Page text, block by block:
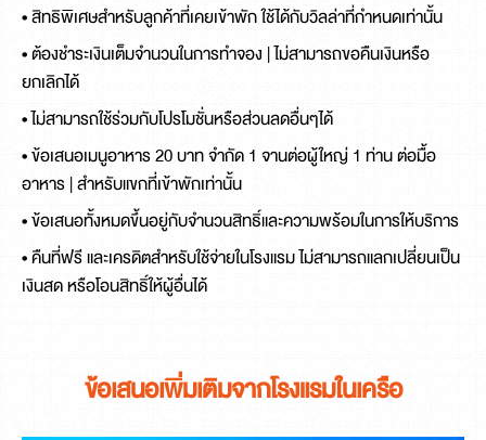
• สิทธิพิเศษสำหรับลูกค้าที่เคยเข้าพัก ใช้ได้กับวิลล่าที่กำหนดเท่านั้น
• ต้องชำระเงินเต็มจำนวนในการทำจอง | ไม่สามารถขอคืนเงินหรือ
ยกเลิกได้
• ไม่สามารถใช้ร่วมกับโปรโมชั่นหรือส่วนลดอื่นๆได้
• ข้อเสนอเมนูอาหาร 20 บาท จำกัด 1 จานต่อผู้ใหญ่ 1 ท่าน ต่อมื้อ
อาหาร | สำหรับแขกที่เข้าพักเท่านั้น
• ข้อเสนอทั้งหมดขึ้นอยู่กับจำนวนสิทธิ์และความพร้อมในการให้บริการ
• คืนที่ฟรี และเครดิตสำหรับใช้จ่ายในโรงแรม ไม่สามารถแลกเปลี่ยนเป็น
เงินสด หรือโอนสิทธิ์ให้ผู้อื่นได้
ข้อเสนอเพิ่มเติมจากโรงแรมในเครือ